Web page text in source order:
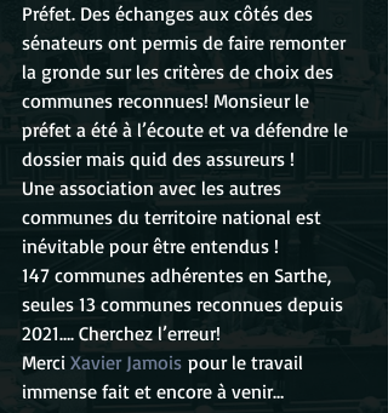
Préfet. Des échanges aux côtés des
sénateurs ont permis de faire remonter
la gronde sur les critères de choix des
communes reconnues! Monsieur le
préfet a été à l’écoute et va défendre le
dossier mais quid des assureurs !
Une association avec les autres
communes du territoire national est
inévitable pour être entendus !
147 communes adhérentes en Sarthe,
seules 13 communes reconnues depuis
2021…. Cherchez l’erreur!
Merci Xavier Jamois pour le travail
immense fait et encore à venir…